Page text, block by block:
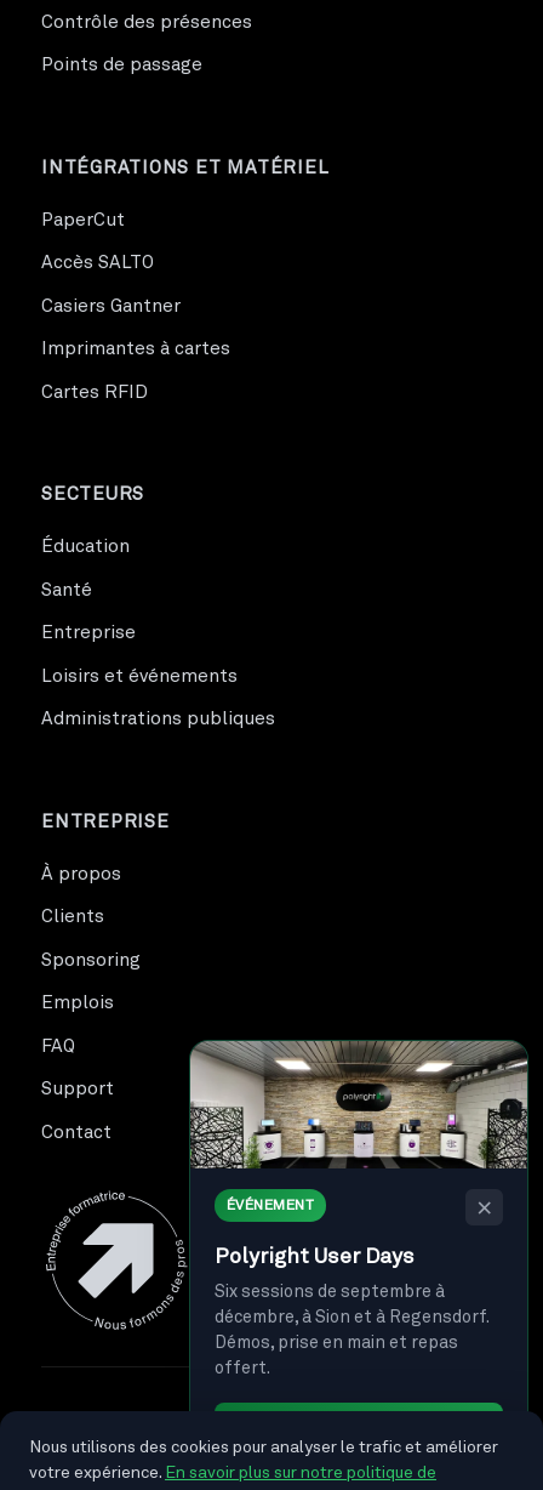
Nous utilisons des cookies pour analyser le trafic et améliorer
votre expérience. En savoir plus sur notre politique de
Contrôle des présences
Points de passage
INTÉGRATIONS ET MATÉRIEL
PaperCut
Accès SALTO
Casiers Gantner
Imprimantes à cartes
Cartes RFID
SECTEURS
Éducation
Santé
Entreprise
Loisirs et événements
Administrations publiques
ENTREPRISE
À propos
Clients
Sponsoring
Emplois
FAQ
Support
Contact
Politique de confidentialitéProtection des données
Suivez-nous
ÉVÉNEMENT ×
Polyright User Days
Six sessions de septembre à
décembre, à Sion et à Regensdorf.
Démos, prise en main et repas
offert.